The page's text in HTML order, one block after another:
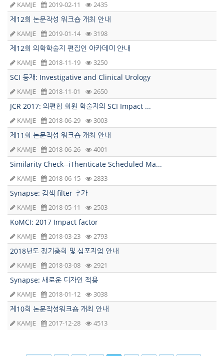
KAMJE 2019-02-11 2435
제12회 논문작성 워크숍 개최 안내
KAMJE 2019-01-14 3198
제12회 의학학술지 편집인 아카데미 안내
KAMJE 2018-11-19 3250
SCI 등재: Investigative and Clinical Urology
KAMJE 2018-11-01 2650
JCR 2017: 의편협 회원 학술지의 SCI Impact ...
KAMJE 2018-06-29 3003
제11회 논문작성 워크숍 개최 안내
KAMJE 2018-06-26 4001
Similarity Check--iThenticate Scheduled Ma...
KAMJE 2018-06-15 2833
Synapse: 검색 filter 추가
KAMJE 2018-05-11 2503
KoMCI: 2017 Impact factor
KAMJE 2018-03-23 2793
2018년도 정기총회 및 심포지엄 안내
KAMJE 2018-03-08 2921
Synapse: 새로운 디자인 적용
KAMJE 2018-01-12 3038
제10회 논문작성워크숍 개최 안내
KAMJE 2017-12-28 4513